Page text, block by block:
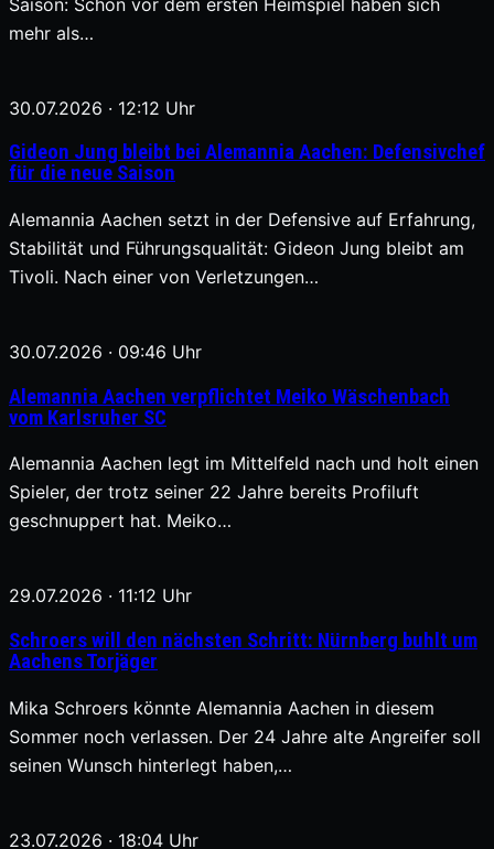
mehr als…
30.07.2026 · 12:12 Uhr
Gideon Jung bleibt bei Alemannia Aachen: Defensivchef
für die neue Saison
Alemannia Aachen setzt in der Defensive auf Erfahrung,
Stabilität und Führungsqualität: Gideon Jung bleibt am
Tivoli. Nach einer von Verletzungen…
30.07.2026 · 09:46 Uhr
Alemannia Aachen verpflichtet Meiko Wäschenbach
vom Karlsruher SC
Alemannia Aachen legt im Mittelfeld nach und holt einen
Spieler, der trotz seiner 22 Jahre bereits Profiluft
geschnuppert hat. Meiko…
29.07.2026 · 11:12 Uhr
Schroers will den nächsten Schritt: Nürnberg buhlt um
Aachens Torjäger
Mika Schroers könnte Alemannia Aachen in diesem
Sommer noch verlassen. Der 24 Jahre alte Angreifer soll
seinen Wunsch hinterlegt haben,…
23.07.2026 · 18:04 Uhr